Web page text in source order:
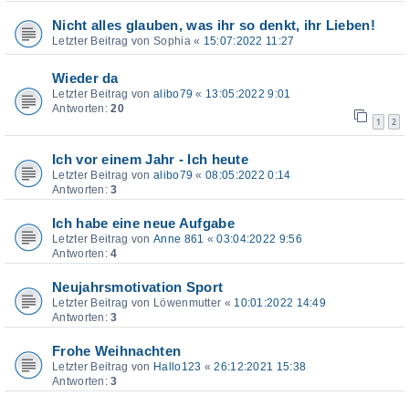
Nicht alles glauben, was ihr so denkt, ihr Lieben!
Letzter Beitrag vonSophia« 15:07:2022 11:27
Wieder da
Letzter Beitrag von alibo79 « 13:05:2022 9:01
Antworten:20
1 2
Ich vor einem Jahr - Ich heute
Letzter Beitrag von alibo79 «08:05:2022 0:14
Antworten:3
Ich habe eine neue Aufgabe
Letzter Beitrag von Anne 861 «03:04:2022 9:56
Antworten:4
Neujahrsmotivation Sport
Letzter Beitrag von Löwenmutter « 10:01:2022 14:49
Antworten:3
Frohe Weihnachten
Letzter Beitrag von Hallo123 «26:12:2021 15:38
Antworten:3